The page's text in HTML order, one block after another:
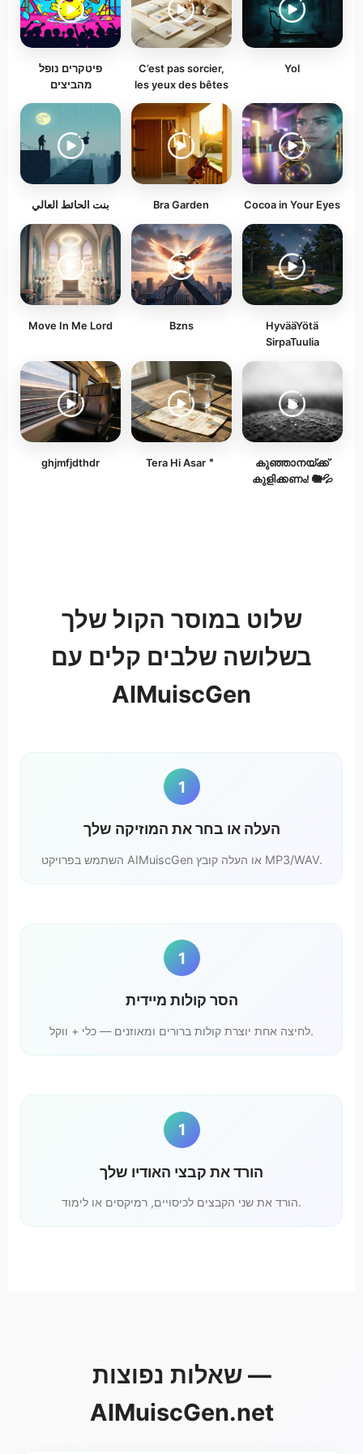
פיטקרים נופל
מהביצים
C’est pas sorcier,
les yeux des bêtes
Yol
بنت الحائط العالي Bra Garden Cocoa in Your Eyes
Move In Me Lord Bzns
HyvääYötä
SirpaTuulia
ghjmfjdthdr Tera Hi Asar＂
കുഞ്ഞാനയ്ക്ക്
കുളിക്കണം! 🐘💦
שלוט במוסר הקול שלך
בשלושה שלבים קלים עם
AIMuiscGen
1
העלה או בחר את המוזיקה שלך
השתמש בפרויקט AIMuiscGen או העלה קובץ MP3/WAV.
1
הסר קולות מיידית
לחיצה אחת יוצרת קולות ברורים ומאוזנים — כלי + ווקל.
1
הורד את קבצי האודיו שלך
הורד את שני הקבצים לכיסויים, רמיקסים או לימוד.
שאלות נפוצות —
AIMuiscGen.net